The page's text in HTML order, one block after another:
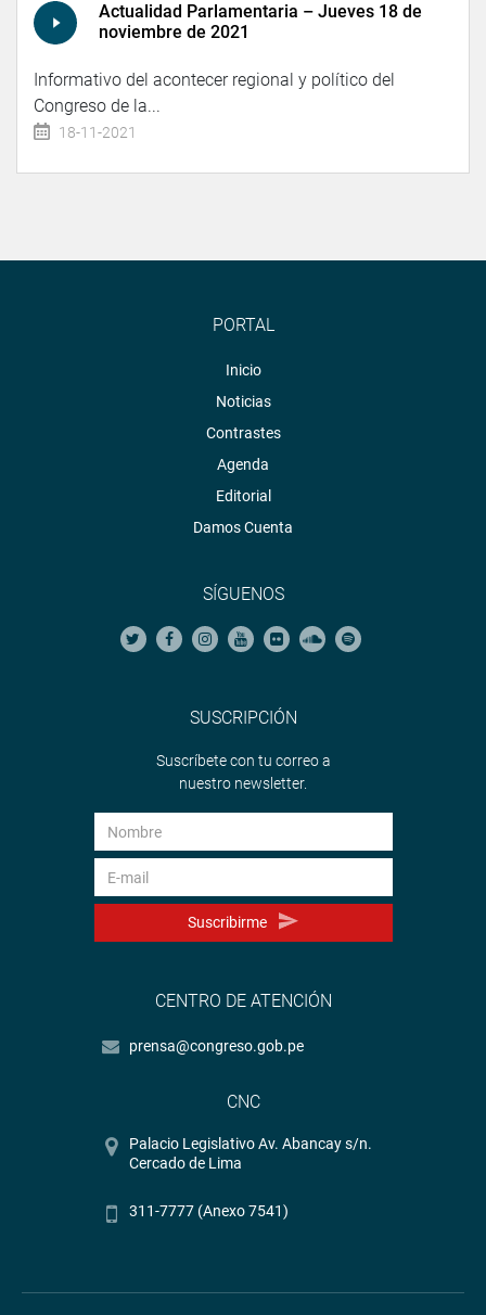
Actualidad Parlamentaria – Jueves 18 de
noviembre de 2021
Informativo del acontecer regional y político del
Congreso de la...
18-11-2021
PORTAL
Inicio
Noticias
Contrastes
Agenda
Editorial
Damos Cuenta
SÍGUENOS
SUSCRIPCIÓN
Suscríbete con tu correo a
nuestro newsletter.
Suscribirme
CENTRO DE ATENCIÓN
prensa@congreso.gob.pe
CNC
Palacio Legislativo Av. Abancay s/n.
Cercado de Lima
311-7777 (Anexo 7541)